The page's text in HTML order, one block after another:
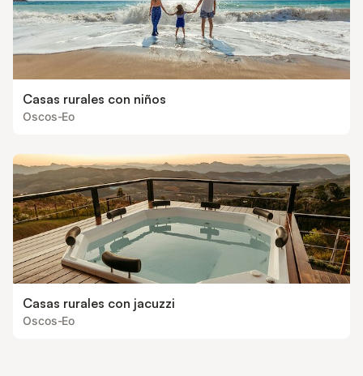
Casas rurales con niños
Oscos-Eo
Casas rurales con jacuzzi
Oscos-Eo